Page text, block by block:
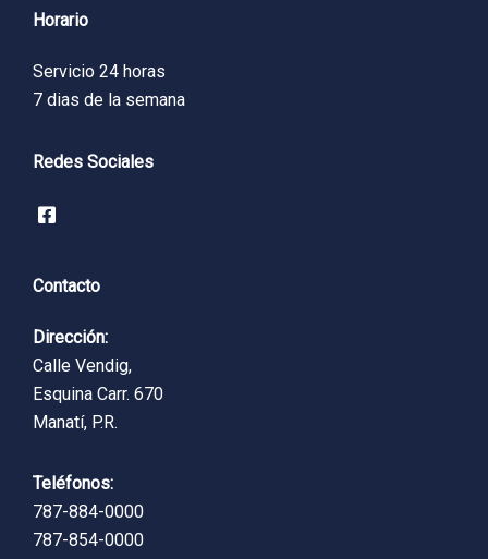
Horario
Servicio 24 horas
7 dias de la semana
Redes Sociales
Contacto
Dirección:
Calle Vendig,
Esquina Carr. 670
Manatí, P.R.
Teléfonos:
787-884-0000
787-854-0000